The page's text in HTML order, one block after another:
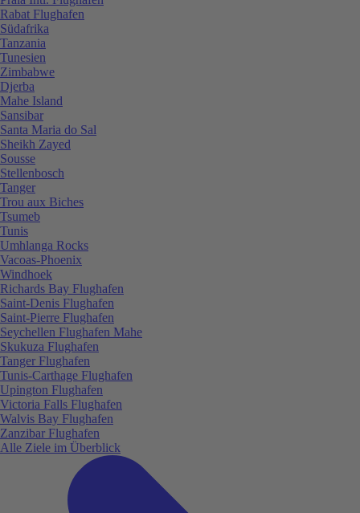
Rabat Flughafen
Südafrika
Tanzania
Tunesien
Zimbabwe
Djerba
Mahe Island
Sansibar
Santa Maria do Sal
Sheikh Zayed
Sousse
Stellenbosch
Tanger
Trou aux Biches
Tsumeb
Tunis
Umhlanga Rocks
Vacoas-Phoenix
Windhoek
Richards Bay Flughafen
Saint-Denis Flughafen
Saint-Pierre Flughafen
Seychellen Flughafen Mahe
Skukuza Flughafen
Tanger Flughafen
Tunis-Carthage Flughafen
Upington Flughafen
Victoria Falls Flughafen
Walvis Bay Flughafen
Zanzibar Flughafen
Alle Ziele im Überblick